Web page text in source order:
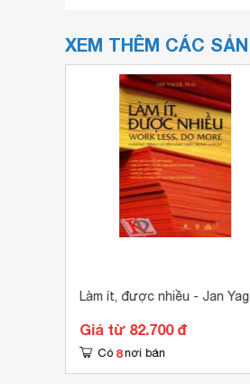
XEM THÊM CÁC
Làm ít, được nhiều - Jan
Giá từ 82.700 đ
Có 8 nơi bán